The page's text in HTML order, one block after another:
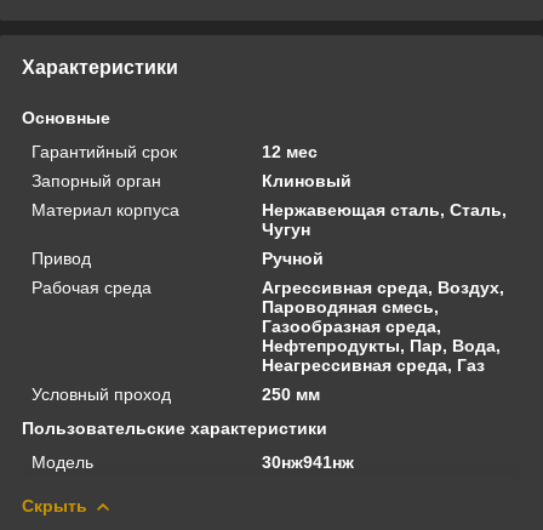
Характеристики
Основные
Гарантийный срок
12 мес
Запорный орган
Клиновый
Материал корпуса
Нержавеющая сталь, Сталь,
Чугун
Привод
Ручной
Рабочая среда
Агрессивная среда, Воздух,
Пароводяная смесь,
Газообразная среда,
Нефтепродукты, Пар, Вода,
Неагрессивная среда, Газ
Условный проход
250 мм
Пользовательские характеристики
Модель
30нж941нж
Скрыть